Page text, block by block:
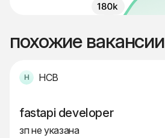
похожие вакансии
HCB
fastapi developer
зп не указана